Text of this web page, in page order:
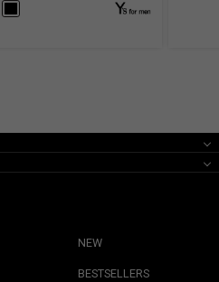
NEW
BESTSELLERS